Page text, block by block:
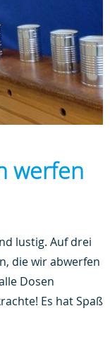
werfen
lustig. Auf drei
die wir abwerfen
Dosen
Es hat Spaß